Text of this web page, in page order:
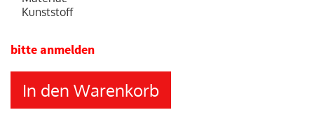
Kunststoff
bitte anmelden
In den Warenkorb